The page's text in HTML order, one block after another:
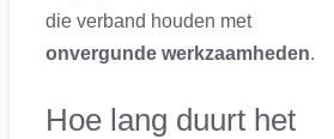
die verband houden met
onvergunde werkzaamheden.
Hoe lang duurt het